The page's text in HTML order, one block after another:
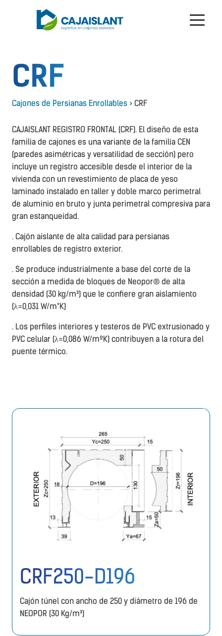
CRF
Cajones de Persianas Enrollables > CRF
CAJAISLANT REGISTRO FRONTAL (CRF). El diseño de esta
familia de cajones es una variante de la familia CEN
(paredes asimétricas y versatilidad de sección) pero
incluye un registro accesible desde el interior de la
vivienda con un revestimiento de placa de yeso
laminado instalado en taller y doble marco perimetral
de aluminio en bruto y junta perimetral compresiva para
gran estanqueidad.
. Cajón aislante de alta calidad para persianas
enrollables de registro exterior.
. Se produce industrialmente a base del corte de la
sección a medida de bloques de Neopor® de alta
densidad (30 kg/m³) que le confiere gran aislamiento
(λ=0,031 W/m°K)
. Los perfiles interiores y testeros de PVC extrusionado y
PVC celular (λ=0,086 W/mºK) contribuyen a la rotura del
puente térmico.
CRF250-D196
Cajón túnel con ancho de 250 y diámetro de 196 de
NEOPOR (30 Kg/m³)